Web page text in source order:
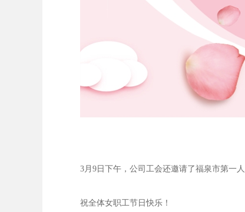
3月 9 日下午，公司工会还邀请了福泉市第一
祝全体女职工节日快乐！